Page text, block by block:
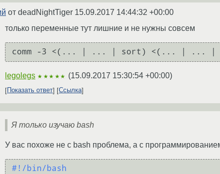
от deadNightTiger 15.09.2017 14:44:32 +00:00
только переменные тут лишние и не нужны совсем
comm -3 <(... | ... | sort) <(... | ... |
legolegs ★★★★★ (15.09.2017 15:30:54 +00:00)
Показать ответ Ссылка
Я только изучаю bash
У вас похоже не с bash проблема, а с
#!/bin/bash